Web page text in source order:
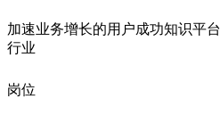
加速业务增长的用户成功知识平台
行业
岗位